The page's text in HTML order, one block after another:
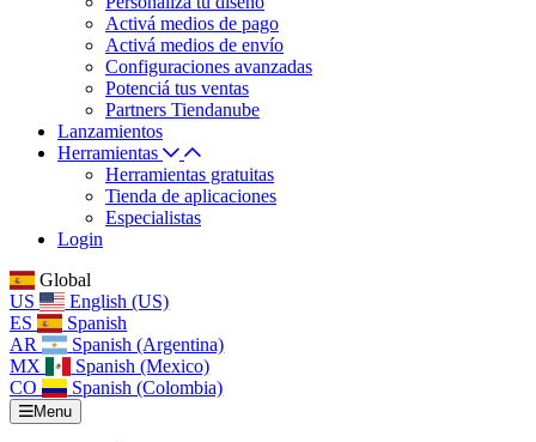
Activá medios de pago
Activá medios de envío
Configuraciones avanzadas
Potenciá tus ventas
Partners Tiendanube
Lanzamientos
Herramientas
Herramientas gratuitas
Tienda de aplicaciones
Especialistas
Login
Global
US
English (US)
ES
Spanish
AR
Spanish (Argentina)
MX
Spanish (Mexico)
CO
Spanish (Colombia)
Menu